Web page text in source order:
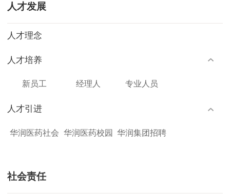
人才发展
人才理念
人才培养
新员工 经理人 专业人员
人才引进
华润医药社会 华润医药校园 华润集团招聘
社会责任